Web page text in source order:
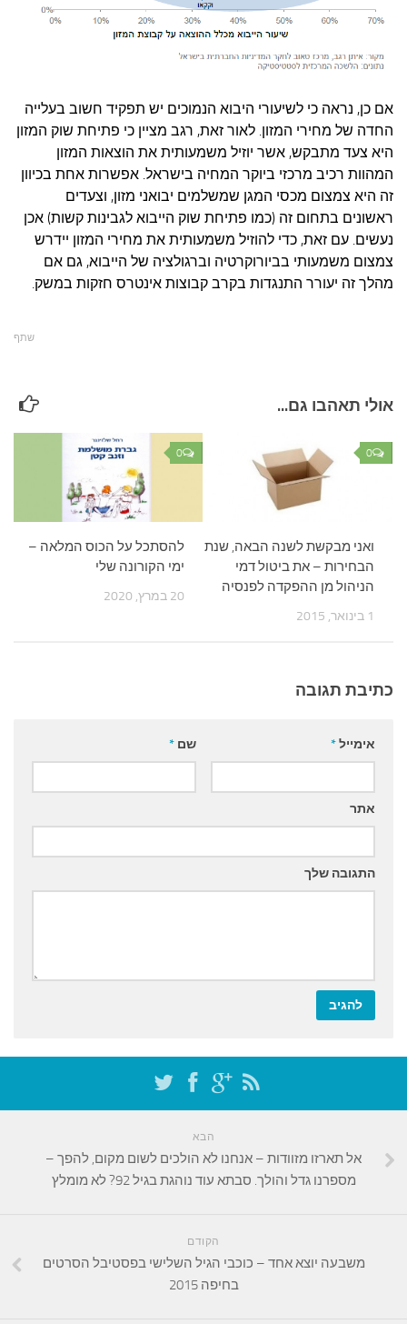
אם כן, נראה כי לשיעורי היבוא הנמוכים יש תפקיד חשוב בעלייה
החדה של מחירי המזון. לאור זאת, רגב מציין כי פתיחת שוק המזון
היא צעד מתבקש, אשר יוזיל משמעותית את הוצאות המזון
המהוות רכיב מרכזי ביוקר המחיה בישראל. אפשרות אחת בכיוון
זה היא צמצום מכסי המגן שמשלמים יבואני מזון, וצעדים
ראשונים בתחום זה (כמו פתיחת שוק הייבוא לגבינות קשות) אכן
נעשים. עם זאת, כדי להוזיל משמעותית את מחירי המזון יידרש
צמצום משמעותי בביורוקרטיה וברגולציה של הייבוא, גם אם
מהלך זה יעורר התנגדות בקרב קבוצות אינטרס חזקות במשק.
שתף
אולי תאהבו גם...
0
להסתכל על הכוס המלאה –
ימי הקורונה שלי
20 במרץ, 2020
0
ואני מבקשת לשנה הבאה, שנת
הבחירות – את ביטול דמי
הניהול מן ההפקדה לפנסיה
1 בינואר, 2015
כתיבת תגובה
שם * אימייל*
אתר
התגובה שלך
הבא
אל תארזו מזוודות – אנחנו לא הולכים לשום מקום, להפך –
מספרנו גדל והולך. סבתא עוד נוהגת בגיל 92? לא מומלץ
הקודם
משבעה יוצא אחד – כוכבי הגיל השלישי בפסטיבל הסרטים
בחיפה 2015